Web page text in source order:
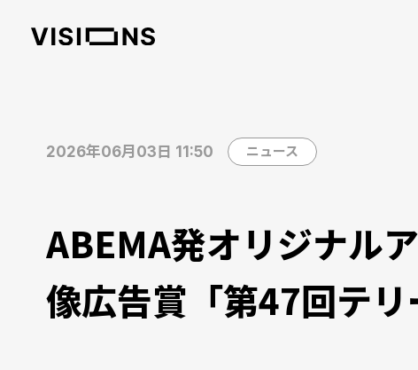
2026年06月03日 11:50 ニュース
ABEMA発オリジナル
像広告賞「第47回テ